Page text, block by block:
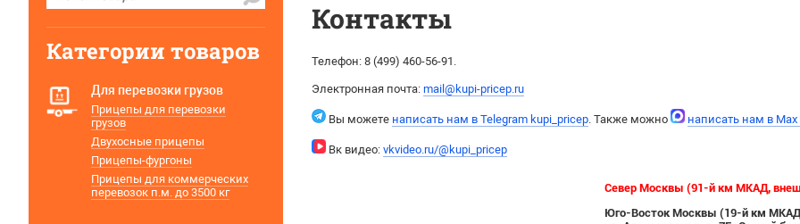
Контакты
Телефон: 8 (499) 460-56-91 .
Электронная почта: mail@kupi-pricep.ru
Вы можете написать нам в Telegram kupi_pricep. Также можно написать нам в
Вк видео: vkvideo.ru/@kupi_pricep
Север Москвы (91-й км МКАД,
Юго-Восток Москвы (19-й км МКАД,
Категории товаров
Для перевозки грузов
Прицепы для перевозки
грузов
Двухосные прицепы
Прицепы-фургоны
Прицепы для коммерческих
перевозок п.м. до 3500 кг